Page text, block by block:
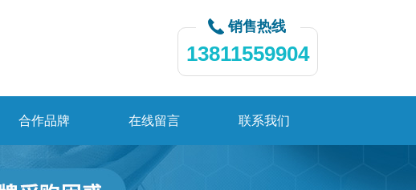
销售热线
13811559904
合作品牌 在线留言 联系我们